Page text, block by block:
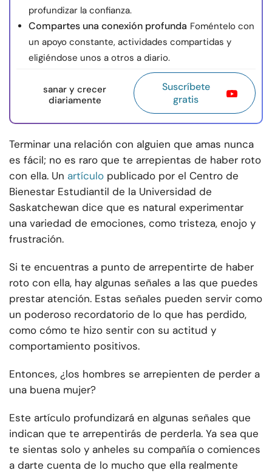
profundizar la confianza.
Compartes una conexión profunda Foméntelo con
un apoyo constante, actividades compartidas y
eligiéndose unos a otros a diario.
sanar y crecer
diariamente
Suscríbete
gratis
Terminar una relación con alguien que amas nunca
es fácil; no es raro que te arrepientas de haber roto
con ella. Un artículo publicado por el Centro de
Bienestar Estudiantil de la Universidad de
Saskatchewan dice que es natural experimentar
una variedad de emociones, como tristeza, enojo y
frustración.
Si te encuentras a punto de arrepentirte de haber
roto con ella, hay algunas señales a las que puedes
prestar atención. Estas señales pueden servir como
un poderoso recordatorio de lo que has perdido,
como cómo te hizo sentir con su actitud y
comportamiento positivos.
Entonces, ¿los hombres se arrepienten de perder a
una buena mujer?
Este artículo profundizará en algunas señales que
indican que te arrepentirás de perderla. Ya sea que
te sientas solo y anheles su compañía o comiences
a darte cuenta de lo mucho que ella realmente